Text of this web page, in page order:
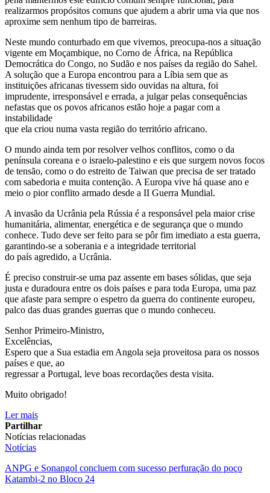
realizarmos propósitos comuns que ajudem a abrir uma via que nos
aproxime sem nenhum tipo de barreiras.
Neste mundo conturbado em que vivemos, preocupa-nos a situação
vigente em Moçambique, no Corno de África, na República
Democrática do Congo, no Sudão e nos países da região do Sahel.
A solução que a Europa encontrou para a Líbia sem que as
instituições africanas tivessem sido ouvidas na altura, foi
imprudente, irresponsável e errada, a julgar pelas consequências
nefastas que os povos africanos estão hoje a pagar com a
instabilidade
que ela criou numa vasta região do território africano.
O mundo ainda tem por resolver velhos conflitos, como o da
península coreana e o israelo-palestino e eis que surgem novos focos
de tensão, como o do estreito de Taiwan que precisa de ser tratado
com sabedoria e muita contenção. A Europa vive há quase ano e
meio o pior conflito armado desde a II Guerra Mundial.
A invasão da Ucrânia pela Rússia é a responsável pela maior crise
humanitária, alimentar, energética e de segurança que o mundo
conhece. Tudo deve ser feito para se pôr fim imediato a esta guerra,
garantindo-se a soberania e a integridade territorial
do país agredido, a Ucrânia.
É preciso construir-se uma paz assente em bases sólidas, que seja
justa e duradoura entre os dois países e para toda Europa, uma paz
que afaste para sempre o espetro da guerra do continente europeu,
palco das duas grandes guerras que o mundo conheceu.
Senhor Primeiro-Ministro,
Excelências,
Espero que a Sua estadia em Angola seja proveitosa para os nossos
países e que, ao
regressar a Portugal, leve boas recordações desta visita.
Muito obrigado!
Ler mais
Partilhar
Notícias relacionadas
Notícias
ANPG e Sonangol concluem com sucesso perfuração do poço
Katambi-2 no Bloco 24